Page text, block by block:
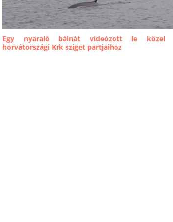
Egy nyaraló bálnát videózott le közel
horvátországi Krk sziget partjaihoz